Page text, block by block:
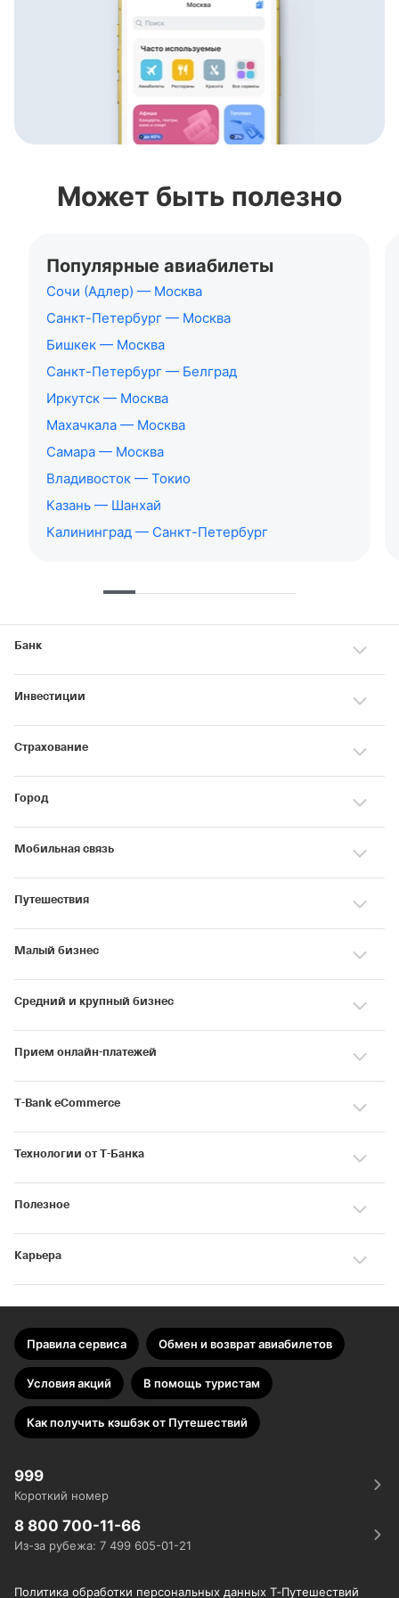
Может быть полезно
Популярные авиабилеты
Сочи (Адлер) — Москва
Санкт-Петербург — Москва
Бишкек — Москва
Санкт-Петербург — Белград
Иркутск — Москва
Махачкала — Москва
Самара — Москва
Владивосток — Токио
Казань — Шанхай
Калининград — Санкт-Петербург
Банк
Инвестиции
Страхование
Город
Мобильная связь
Путешествия
Малый бизнес
Средний и крупный бизнес
Прием онлайн‑платежей
T‑Bank eCommerce
Технологии от Т‑Банка
Полезное
Карьера
Правила сервиса Обмен и возврат авиабилетов
Условия акций В помощь туристам
Как получить кэшбэк от Путешествий
999
Короткий номер
8 800 700-11-66
Из-за рубежа: 7 499 605-01-21
Политика обработки персональных данных Т‑Путешествий